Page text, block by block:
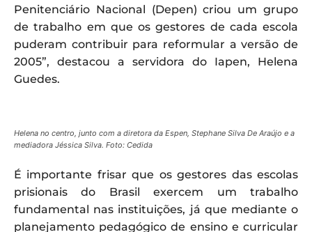
Penitenciário Nacional (Depen) criou um grupo
de trabalho em que os gestores de cada escola
puderam contribuir para reformular a versão de
2005”, destacou a servidora do Iapen, Helena
Guedes.
Helena no centro, junto com a diretora da Espen, Stephane Silva De Araújo e a
mediadora Jéssica Silva. Foto: Cedida
É importante frisar que os gestores das escolas
prisionais do Brasil exercem um trabalho
fundamental nas instituições, já que mediante o
planejamento pedagógico de ensino e curricular